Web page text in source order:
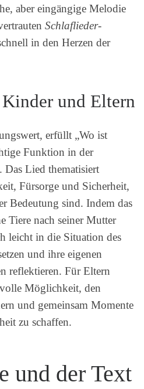
aber eingängige Melodie
Schlaflieder-
in den Herzen der
und Eltern
erfüllt „Wo ist
Funktion in der
Lied thematisiert
Fürsorge und Sicherheit,
Bedeutung sind. Indem das
Tiere nach seiner Mutter
leicht in die Situation des
und ihre eigenen
reflektieren. Für Eltern
Möglichkeit, den
und gemeinsam Momente
zu schaffen.
und der Text